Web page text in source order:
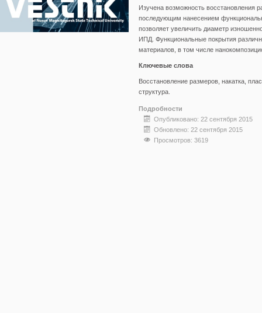
Изучена возможность восстановления
последующим нанесением
позволяет увеличить диаметр
ИПД. Функциональные покрытия
материалов, в том числе
Ключевые слова
Восстановление размеров, накатка,
структура.
Подробности
Опубликовано: 22 сентября 2015
Обновлено: 22 сентября 2015
Просмотров: 3619